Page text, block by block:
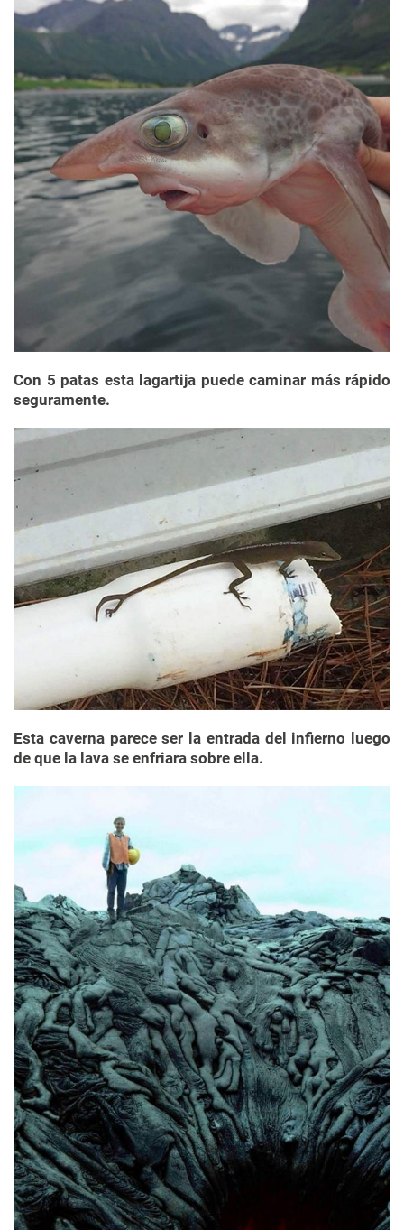
Con 5 patas esta lagartija puede caminar más rápido
seguramente.
Esta caverna parece ser la entrada del infierno luego
de que la lava se enfriara sobre ella.